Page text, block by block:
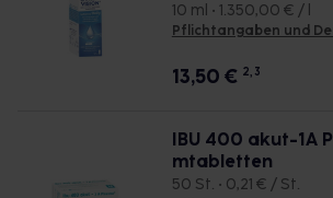
10 ml • 1.350,00 € / l
Pflichtangaben und
13,50 € 2, 3
IBU 400 akut-1A
mtabletten
50 St. • 0,21 € / St.